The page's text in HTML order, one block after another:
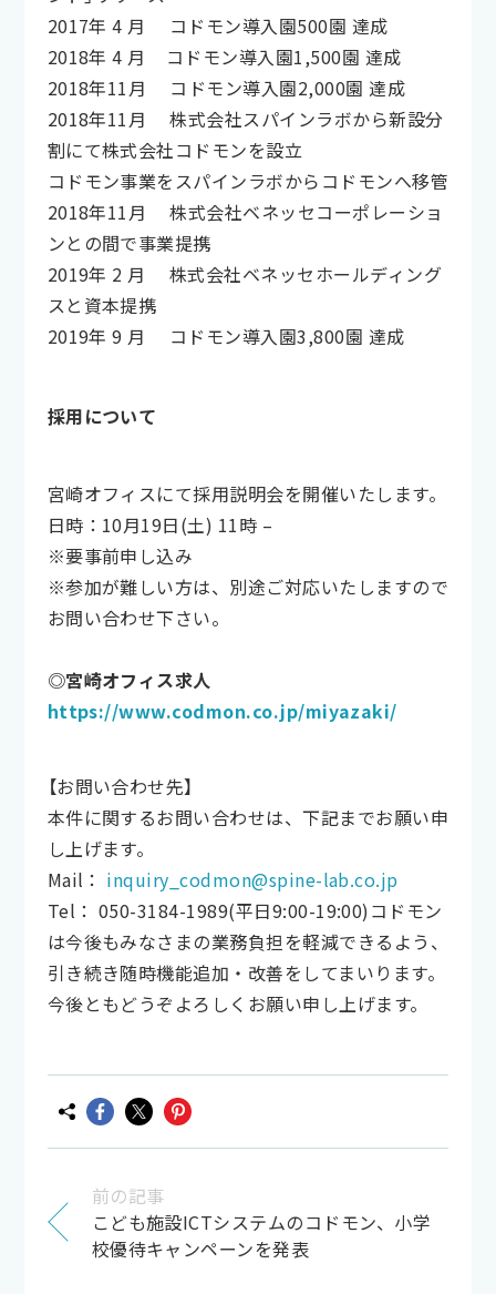
2017年 4 月 コドモン導入園500園 達成
2018年 4 月 コドモン導入園1,500園 達成
2018年11月 コドモン導入園2,000園 達成
2018年11月 株式会社スパインラボから新設分
割にて株式会社コドモンを設立
コドモン事業をスパインラボからコドモンへ移管
2018年11月 株式会社ベネッセコーポレーショ
ンとの間で事業提携
2019年 2 月 株式会社ベネッセホールディング
スと資本提携
2019年 9 月 コドモン導入園3,800園 達成
採用について
宮崎オフィスにて採用説明会を開催いたします。
日時：10月19日(土) 11時 –
※要事前申し込み
※参加が難しい方は、別途ご対応いたしますので
お問い合わせ下さい。
◎宮崎オフィス求人
https://www.codmon.co.jp/miyazaki/
【お問い合わせ先】
本件に関するお問い合わせは、下記までお願い申
し上げます。
Mail： inquiry_codmon@spine-lab.co.jp
Tel： 050-3184-1989(平日9:00-19:00)コドモン
は今後もみなさまの業務負担を軽減できるよう、
引き続き随時機能追加・改善をしてまいります。
今後ともどうぞよろしくお願い申し上げます。
前の記事
こども施設ICTシステムのコドモン、小学
校優待キャンペーンを発表